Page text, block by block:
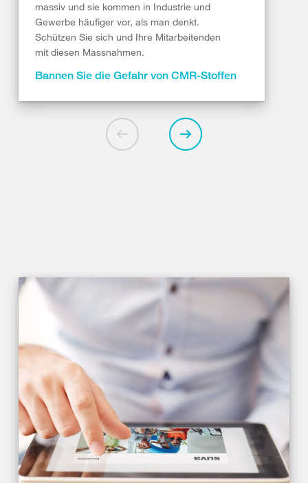
massiv und sie kommen in Industrie und
Gewerbe häufiger vor, als man denkt.
Schützen Sie sich und Ihre Mitarbeitenden
mit diesen Massnahmen.
Bannen Sie die Gefahr von CMR-Stoffen